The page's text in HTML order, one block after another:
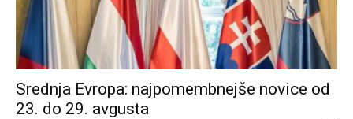
Srednja Evropa: najpomembnejše novice od
23. do 29. avgusta